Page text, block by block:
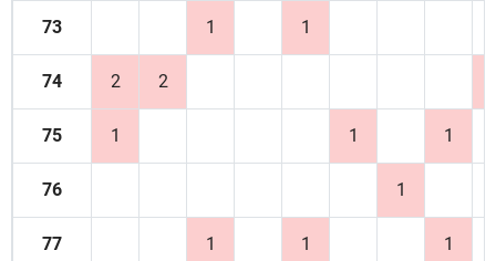
73 1 1
74 2 2
75 1 1 1
76 1
77 1 1 1